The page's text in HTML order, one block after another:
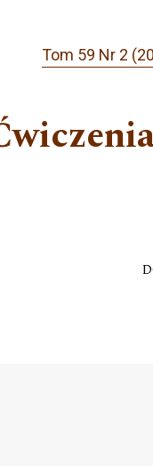
Tom 59 Nr 2